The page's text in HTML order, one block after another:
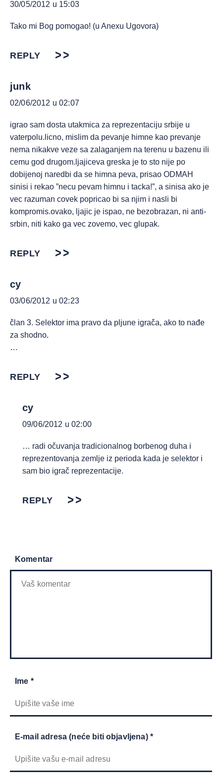
30/05/2012 u 15:03
Tako mi Bog pomogao! (u Anexu Ugovora)
REPLY
junk
02/06/2012 u 02:07
igrao sam dosta utakmica za reprezentaciju srbije u
vaterpolu.licno, mislim da pevanje himne kao prevanje
nema nikakve veze sa zalaganjem na terenu u bazenu ili
cemu god drugom.ljajiceva greska je to sto nije po
dobijenoj naredbi da se himna peva, prisao ODMAH
sinisi i rekao ”necu pevam himnu i tacka!”, a sinisa ako je
vec razuman covek popricao bi sa njim i nasli bi
kompromis.ovako, ljajic je ispao, ne bezobrazan, ni anti-
srbin, niti kako ga vec zovemo, vec glupak.
REPLY
cy
03/06/2012 u 02:23
član 3. Selektor ima pravo da pljune igrača, ako to nađe
za shodno.
…
REPLY
cy
09/06/2012 u 02:00
… radi očuvanja tradicionalnog borbenog duha i
reprezentovanja zemlje iz perioda kada je selektor i
sam bio igrač reprezentacije.
REPLY
Komentar
Ime *
E-mail adresa (neće biti objavljena) *